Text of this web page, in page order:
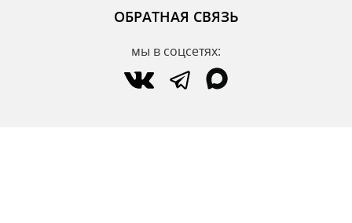
ОБРАТНАЯ СВЯЗЬ
мы в соцсетях: